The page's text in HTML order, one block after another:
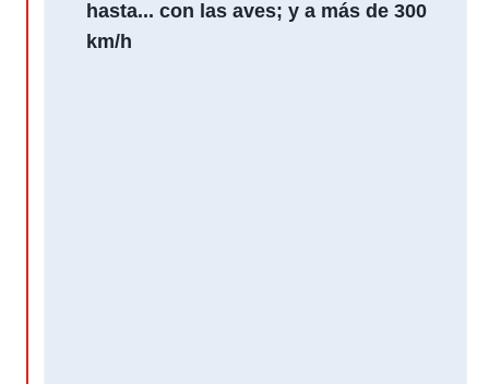
hasta... con las aves; y a más de 300
km/h